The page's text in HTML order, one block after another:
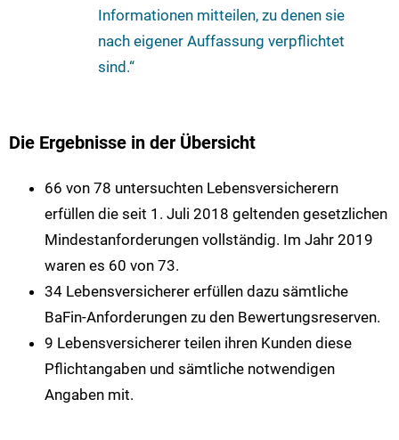
Informationen mitteilen, zu denen sie
nach eigener Auffassung verpflichtet
sind.“
Die Ergebnisse in der Übersicht
66 von 78 untersuchten Lebensversicherern
erfüllen die seit 1. Juli 2018 geltenden gesetzlichen
Mindestanforderungen vollständig. Im Jahr 2019
waren es 60 von 73.
34 Lebensversicherer erfüllen dazu sämtliche
BaFin-Anforderungen zu den Bewertungsreserven.
9 Lebensversicherer teilen ihren Kunden diese
Pflichtangaben und sämtliche notwendigen
Angaben mit.